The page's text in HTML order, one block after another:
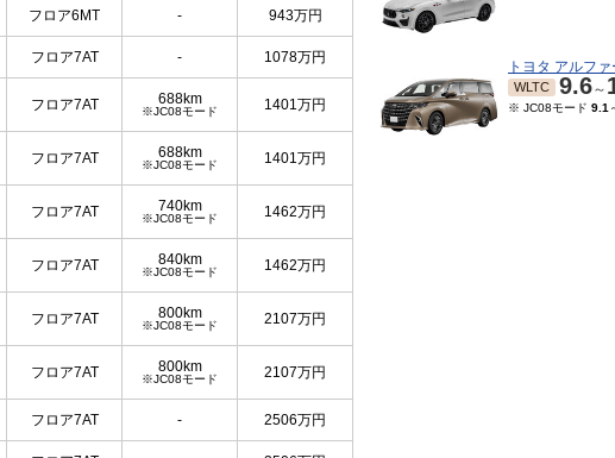
フロア6MT - 943万円
フロア7AT - 1078万円
フロア7AT 688km
※JC08モード 1401万円
フロア7AT 688km
※JC08モード 1401万円
フロア7AT 740km
※JC08モード 1462万円
フロア7AT 840km
※JC08モード 1462万円
フロア7AT 800km
※JC08モード 2107万円
フロア7AT 800km
※JC08モード 2107万円
フロア7AT - 2506万円
トヨタ アルファ
WLTC 9.6～
※ JC08モード 9.1